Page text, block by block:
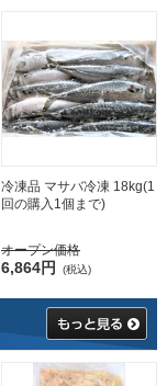
冷凍品 マサバ冷凍 18kg(1
回の購入1個まで)
オープン価格
6,864円 (税込)